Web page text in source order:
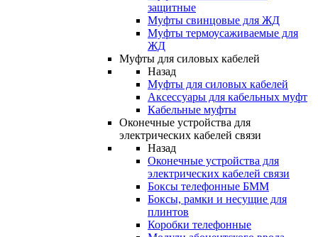
защитные
Муфты свинцовые для ЖД
Муфты термоусаживаемые для
ЖД
Муфты для силовых кабелей
Назад
Муфты для силовых кабелей
Аксессуары для кабельных муфт
Кабельные муфты
Оконечные устройства для
электрических кабелей связи
Назад
Оконечные устройства для
электрических кабелей связи
Боксы телефонные БММ
Боксы, рамки и несущие для
плинтов
Коробки телефонные